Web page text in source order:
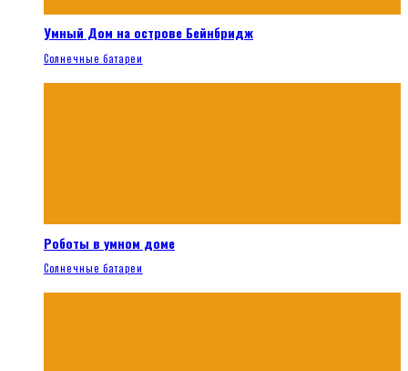
Умный Дом на острове Бейнбридж
Солнечные батареи
Роботы в умном доме
Солнечные батареи